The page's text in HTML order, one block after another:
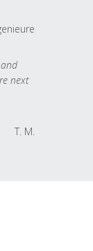
next
T. M.